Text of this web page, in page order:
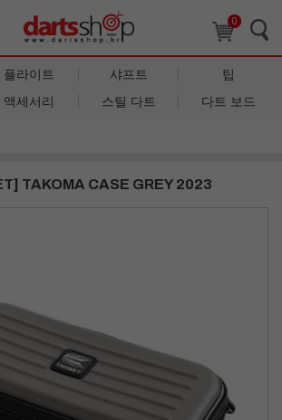
0
플라이트 샤프트
팁
액세서리 스틸 다트 다트 보드
TAKOMA CASE GREY 2023